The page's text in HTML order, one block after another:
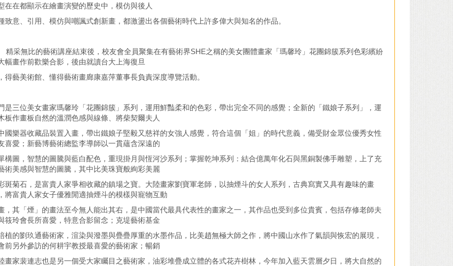
在在都顯示在繪畫演變的歷史中，模仿與後人
致意、引用、模仿與嘲諷式創新畫，都激盪出各個藝術時代上許多偉大與知名的作品。
采無比的藝術講座結束後，校友會全員聚集在有藝術界SHE之稱的美女團體畫家「瑪馨玲」花團錦簇系列色彩繽紛
幅畫作前歡樂合影，後由就讀台大上海復旦
得藝美術館、懂得藝術畫廊康嘉萍董事長負責深度導覽活動。
是三位美女畫家瑪馨玲「花團錦簇」系列，運用鮮豔柔和的色彩，帶出完全不同的感覺；全新的「鐵娘子系列」，運
板作畫板自然的溫潤色感與線條、將柴契爾夫人
國樂器收藏品裝置入畫，帶出鐵娘子堅毅又慈祥的女強人感覺，符合這個「姐」的時代意義，備受財金眾位優秀女性
喜愛；新藝博藝術總監李導師以一貫蘊含深遠的
構圖，智慧的圖騰與藍白配色，重現掛月與恆河沙系列；掌握乾坤系列：結合億萬年化石與黑銅製佛手雕塑，上了充
術美感與智慧的圖騰，其中比美珠寶般絢彩美麗
斑菊石，是富貴人家爭相收藏的鎮場之寶。大陸畫家劉寶軍老師，以抽煙斗的女人系列，古典寫實又具有趣味的畫
將富貴人家女子優雅閒適抽煙斗的模樣與寵物互動
，其「煙」的畫法至今無人能出其右，是中國當代最具代表性的畫家之一，其作品也受到多位貴賓，包括存修老師夫
筱玲會長所喜愛，特意合影留念；克堤藝術基金
植的劉玖通藝術家，渲染與潑墨與疊疊厚重的水墨作品，比美趙無極大師之作，將中國山水作了氣韻與恢宏的展現，
前另外參訪的何耕宇教授最喜愛的藝術家；暢銷
畫家裴連志也是另一個受大家矚目之藝術家，油彩堆疊成立體的各式花卉樹林，今年加入藍天雲層夕日，將大自然的